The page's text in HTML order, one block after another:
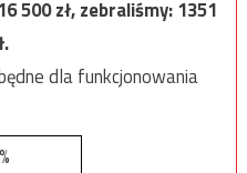
500zł, zebraliśmy:1351
dla funkcjonowania